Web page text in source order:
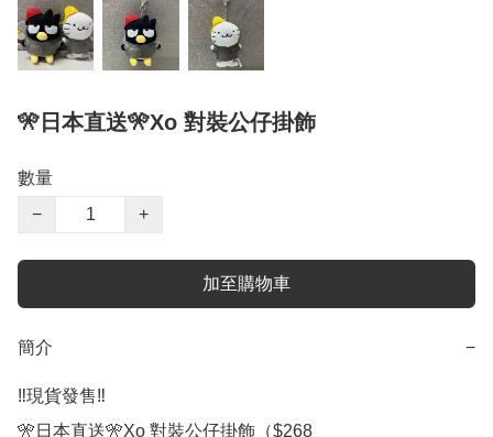
🎌日本直送🎌Xo 對裝公仔掛飾
數量
−
+
加至購物車
簡介 −
‼️現貨發售‼️
🎌日本直送🎌Xo 對裝公仔掛飾（$268